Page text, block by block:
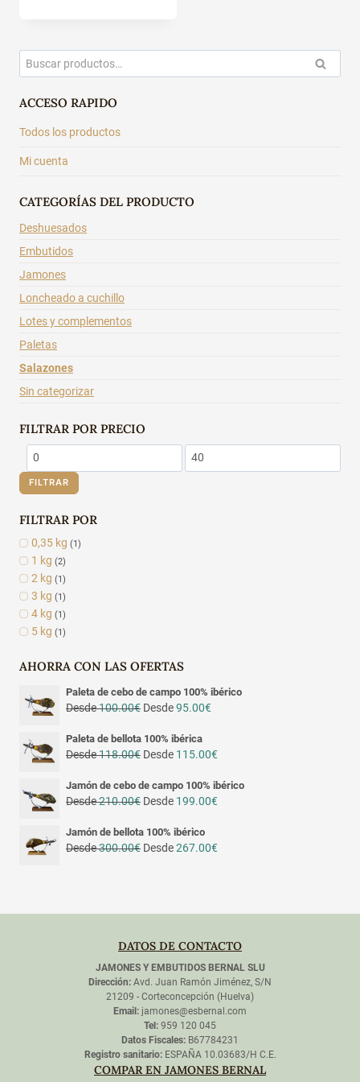
Buscar
por:
BUSCAR
ACCESO RAPIDO
Todos los productos
Mi cuenta
CATEGORÍAS DEL PRODUCTO
Deshuesados
Embutidos
Jamones
Loncheado a cuchillo
Lotes y complementos
Paletas
Salazones
Sin categorizar
FILTRAR POR PRECIO
Precio
mínimo
Precio
FILTRAR
FILTRAR POR
0,35 kg (1)
1 kg (2)
2 kg (1)
3 kg (1)
4 kg (1)
5 kg (1)
AHORRA CON LAS OFERTAS
Paleta de cebo de campo 100% ibérico
Desde100.00€ Desde95.00€
Paleta de bellota 100% ibérica
Desde118.00€ Desde 115.00€
Jamón de cebo de campo 100% ibérico
Desde210.00€ Desde 199.00€
Jamón de bellota 100% ibérico
Desde300.00€ Desde267.00€
DATOS DE CONTACTO
JAMONES Y EMBUTIDOS BERNAL SLU
Dirección: Avd. Juan Ramón Jiménez, S/N
21209 - Corteconcepción (Huelva)
Email: jamones@esbernal.com
Tel: 959 120 045
Datos Fiscales: B67784231
Registro sanitario:ESPAÑA 10.03683/H C.E.
COMPAR EN JAMONES BERNAL